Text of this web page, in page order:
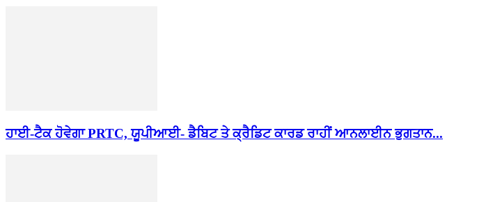
ਹਾਈ-ਟੈਕ ਹੋਵੇਗਾ PRTC, ਯੂਪੀਆਈ- ਡੈਬਿਟ ਤੇ ਕ੍ਰੈਡਿਟ ਕਾਰਡ ਰਾਹੀਂ ਆਨਲਾਈਨ ਭੁਗਤਾਨ...